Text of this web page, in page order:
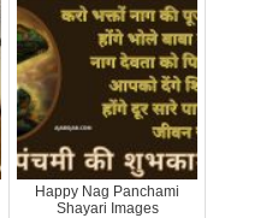
Happy Nag Panchami
Shayari Images